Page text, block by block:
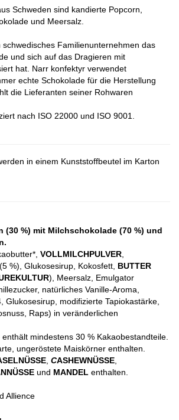
Schweden sind kandierte Popcorn,
und Meersalz.​
schwedisches Familienunternehmen das
und sich auf das Dragieren mit
hat. Narr konfektyr verwendet
echte Schokolade für die Herstellung
die Lieferanten seiner Rohwaren
nach ISO 22000 und ISO 9001.
in einem Kunststoffbeutel im Karton
(30 %) mit Milchschokolade (70 %) und
VOLLMILCHPULVER
%), Glukosesirup, Kokosfett, BUTTER
), Meersalz, Emulgator
natürliches Vanille-Aroma,
Glukosesirup, modifizierte Tapiokastärke,
Raps) in veränderlichen
mindestens 30 % Kakaobestandteile.
ungeröstete Maiskörner enthalten.
CASHEWNÜSSE
und MANDEL enthalten.
Allience